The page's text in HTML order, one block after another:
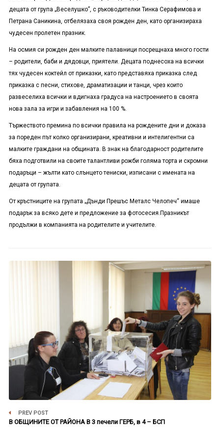
децата от група „Веселушко”, с ръководителки Тинка Серафимова и
Петрана Саникина, отбелязаха своя рожден ден, като организираха
чудесен пролетен празник.
На осмия си рожден ден малките палавници посрещнаха много гости
– родители, баби и дядовци, приятели. Децата поднесоха на всички
тях чудесен коктейл от приказки, като представяха приказка след
приказка с песни, стихове, драматизации и танци, чрез които
развеселиха всички и вдигнаха градуса на настроението в своята
нова зала за игри и забавления на 100 %.
Тържеството премина по всички правила на рождените дни и доказа
за пореден път колко организирани, креативни и интелигентни са
малките граждани на общината. В знак на благодарност родителите
бяха подготвили на своите талантливи рожби голяма торта и скромни
подаръци – жълти като слънцето тениски, изписани с имената на
децата от групата.
От кръстниците на групата „Дънди Прешъс Металс Челопеч“ имаше
подарък за всяко дете и предложение за фотосесия.Празникът
продължи в компанията на родителите и учителите.
PREV POST
В ОБЩИНИТЕ ОТ РАЙОНА В 3 печели ГЕРБ, в 4 – БСП